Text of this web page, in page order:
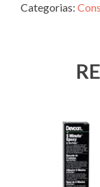
Categorias: